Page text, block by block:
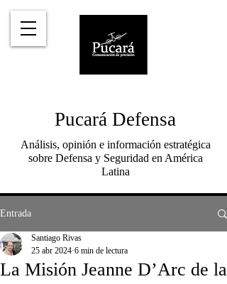
Pucará Defensa
Análisis, opinión e información estratégica
sobre Defensa y Seguridad en América
Latina
Entrada
La Misión Jeanne D’Arc de la
Santiago Rivas
25 abr 2024 6 min de lectura